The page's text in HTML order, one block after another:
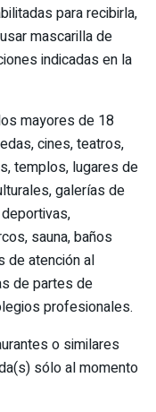
para recibirla,
mascarilla de
indicadas en la
mayores de 18
cines, teatros,
templos, lugares de
galerías de
sauna, baños
de atención al
de partes de
profesionales.
o similares
sólo al momento